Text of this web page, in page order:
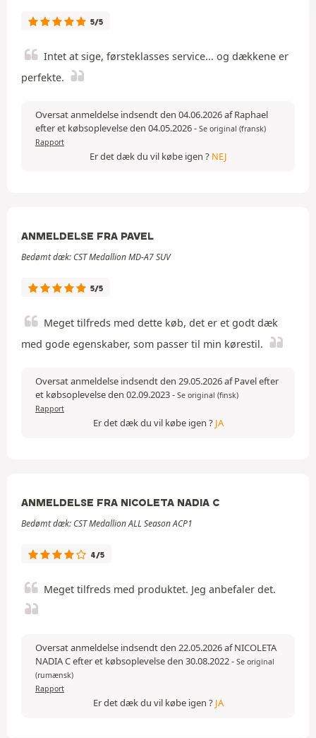
5/5
Intet at sige, førsteklasses service... og dækkene er
perfekte.
Oversat anmeldelse indsendt den 04.06.2026 af Raphael
efter et købsoplevelse den 04.05.2026- Se original (fransk)
Rapport
Er det dæk du vil købe igen ? NEJ
ANMELDELSE FRA PAVEL
Bedømt dæk: CST Medallion MD-A7 SUV
5/5
Meget tilfreds med dette køb, det er et godt dæk
med gode egenskaber, som passer til min kørestil.
Oversat anmeldelse indsendt den 29.05.2026 af Pavel efter
et købsoplevelse den 02.09.2023- Se original (finsk)
Rapport
Er det dæk du vil købe igen ? JA
ANMELDELSE FRA NICOLETA NADIA C
Bedømt dæk: CST Medallion ALL Season ACP1
4/5
Meget tilfreds med produktet. Jeg anbefaler det.
Oversat anmeldelse indsendt den 22.05.2026 af NICOLETA
NADIA C efter et købsoplevelse den 30.08.2022- Se original
(rumænsk)
Rapport
Er det dæk du vil købe igen ? JA